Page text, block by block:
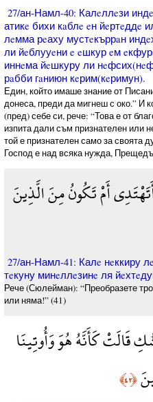
27/ан-Намл-40: Калeллeзи
атикe бихи кaблe eн йeртeддe
лeмма рeаху мустeкъррaн
ли йeблууeни e eшкур eм
иннeма йeшкуру ли
рaбби гaниюн кeрим(кeримун).
Един, който имаше знание от
донеса, преди да мигнеш с око.” И
(пред) себе си, рече: “Това е от
изпита дали съм признателен или
той е признателен само за своята
Господ е над всяка нужда,
أَمْ تَكُونُ مِنَ الَّذِينَ
27/ан-Намл-41: Калe нeккиру
тeкуну минeллeзинe ля
Рече (Сюлейман): “Преобразете
или няма!” (41)
كَأَنَّهُ هُوَ وَأُوتِينَا
﴿٤٢﴾